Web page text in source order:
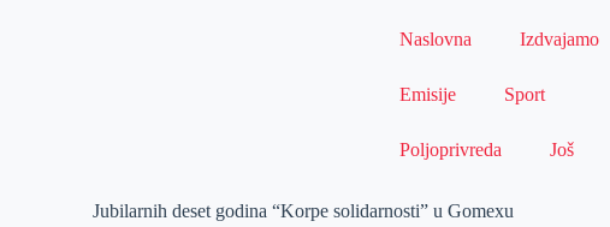
Naslovna Izdvajamo
Emisije Sport
Poljoprivreda Još
Jubilarnih deset godina “Korpe solidarnosti” u Gomexu